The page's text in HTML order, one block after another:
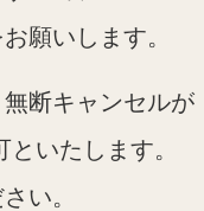
願いします。
断キャンセルが
いたします。
い。